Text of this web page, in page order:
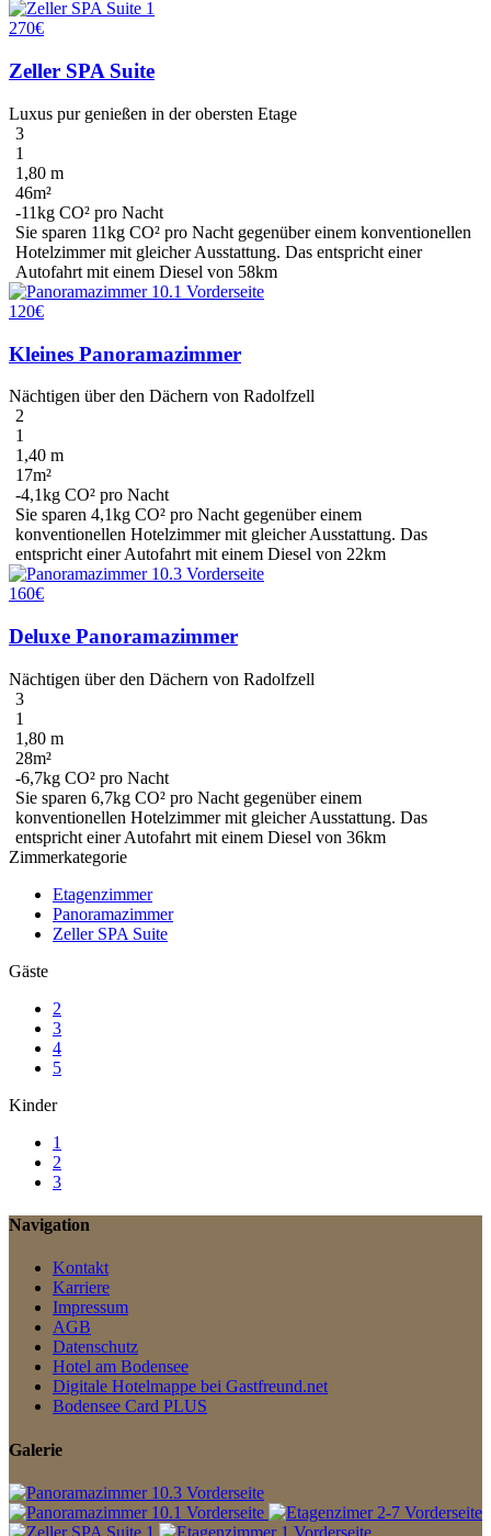
270€
Zeller SPA Suite
Luxus pur genießen in der obersten Etage
3
1
1,80 m
46m²
-11kg CO² pro Nacht
Sie sparen 11kg CO² pro Nacht gegenüber einem konventionellen
Hotelzimmer mit gleicher Ausstattung. Das entspricht einer
Autofahrt mit einem Diesel von 58km
120€
Kleines Panoramazimmer
Nächtigen über den Dächern von Radolfzell
2
1
1,40 m
17m²
-4,1kg CO² pro Nacht
Sie sparen 4,1kg CO² pro Nacht gegenüber einem
konventionellen Hotelzimmer mit gleicher Ausstattung. Das
entspricht einer Autofahrt mit einem Diesel von 22km
160€
Deluxe Panoramazimmer
Nächtigen über den Dächern von Radolfzell
3
1
1,80 m
28m²
-6,7kg CO² pro Nacht
Sie sparen 6,7kg CO² pro Nacht gegenüber einem
konventionellen Hotelzimmer mit gleicher Ausstattung. Das
entspricht einer Autofahrt mit einem Diesel von 36km
Zimmerkategorie
Etagenzimmer
Panoramazimmer
Zeller SPA Suite
Gäste
2
3
4
5
Kinder
1
2
3
Navigation
Kontakt
Karriere
Impressum
AGB
Datenschutz
Hotel am Bodensee
Digitale Hotelmappe bei Gastfreund.net
Bodensee Card PLUS
Galerie